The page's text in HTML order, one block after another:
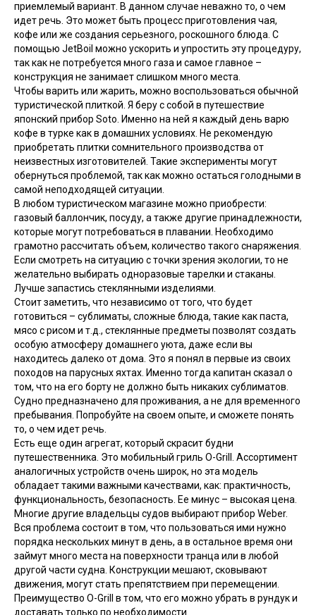
приемлемый вариант. В данном случае неважно то, о чем
идет речь. Это может быть процесс приготовления чая,
кофе или же создания серьезного, роскошного блюда. С
помощью JetBoil можно ускорить и упростить эту процедуру,
так как не потребуется много газа и самое главное –
конструкция не занимает слишком много места.
Чтобы варить или жарить, можно воспользоваться обычной
туристической плиткой. Я беру с собой в путешествие
японский прибор Soto. Именно на ней я каждый день варю
кофе в турке как в домашних условиях. Не рекомендую
приобретать плитки сомнительного производства от
неизвестных изготовителей. Такие эксперименты могут
обернуться проблемой, так как можно остаться голодными в
самой неподходящей ситуации.
В любом туристическом магазине можно приобрести:
газовый баллончик, посуду, а также другие принадлежности,
которые могут потребоваться в плавании. Необходимо
грамотно рассчитать объем, количество такого снаряжения.
Если смотреть на ситуацию с точки зрения экологии, то не
желательно выбирать одноразовые тарелки и стаканы.
Лучше запастись стеклянными изделиями.
Стоит заметить, что независимо от того, что будет
готовиться – сублиматы, сложные блюда, такие как паста,
мясо с рисом и т.д., стеклянные предметы позволят создать
особую атмосферу домашнего уюта, даже если вы
находитесь далеко от дома. Это я понял в первые из своих
походов на парусных яхтах. Именно тогда капитан сказал о
том, что на его борту не должно быть никаких сублиматов.
Судно предназначено для проживания, а не для временного
пребывания. Попробуйте на своем опыте, и сможете понять
то, о чем идет речь.
Есть еще один агрегат, который скрасит будни
путешественника. Это мобильный гриль O-Grill. Ассортимент
аналогичных устройств очень широк, но эта модель
обладает такими важными качествами, как: практичность,
функциональность, безопасность. Ее минус – высокая цена.
Многие другие владельцы судов выбирают прибор Weber.
Вся проблема состоит в том, что пользоваться ими нужно
порядка нескольких минут в день, а в остальное время они
займут много места на поверхности транца или в любой
другой части судна. Конструкции мешают, сковывают
движения, могут стать препятствием при перемещении.
Преимущество O-Grill в том, что его можно убрать в рундук и
доставать только по необходимости.